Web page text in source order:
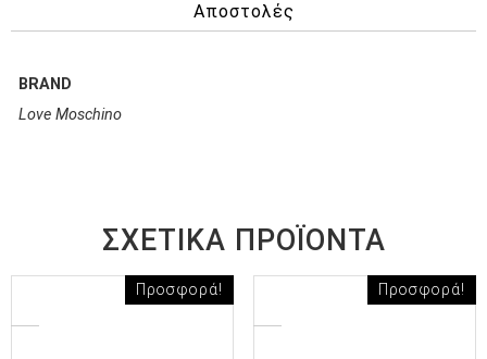
Αποστολές
BRAND
Love Moschino
ΣΧΕΤΙΚΆ ΠΡΟΪΌΝΤΑ
Προσφορά! Προσφορά!